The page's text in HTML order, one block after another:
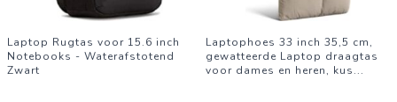
Laptop Rugtas voor 15.6 inch
Notebooks - Waterafstotend
Zwart
Laptophoes 33 inch 35,5 cm,
gewatteerde Laptop draagtas
voor dames en heren, kus...